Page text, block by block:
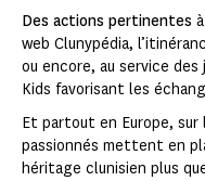
Des actions pertinentes
web Clunypédia,
ou encore, au service
Kids favorisant les
Et partout en Europe,
passionnés mettent en
héritage clunisien plus